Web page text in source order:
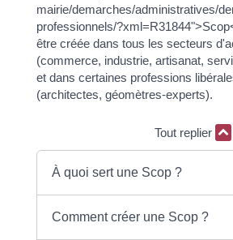
mairie/demarches/administratives/
professionnels/
être créée dans tous les secteurs
(commerce, industrie, artisanat,
et dans certaines professions
(architectes, géomètres-experts).
Tout replier
À quoi sert une Scop ?
Comment créer une Scop ?